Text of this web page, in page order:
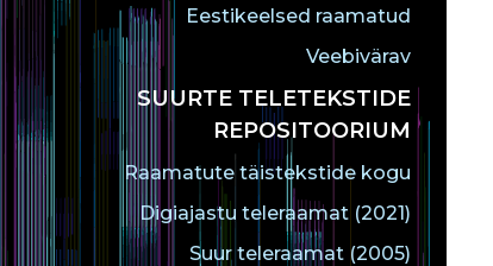
Eestikeelsed raamatud
Veebivärav
SUURTE TELETEKSTIDE
REPOSITOORIUM
Raamatute täistekstide kogu
Digiajastu teleraamat (2021)
Suur teleraamat (2005)